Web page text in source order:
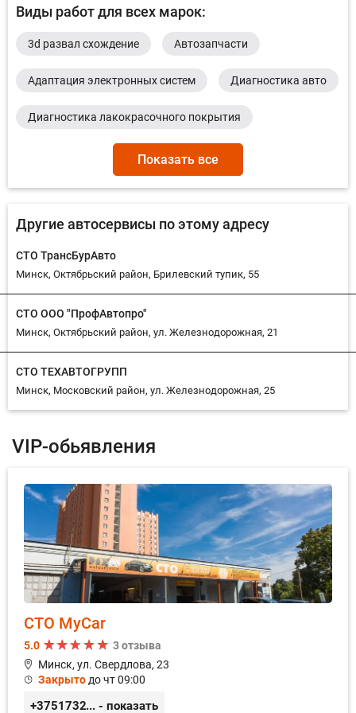
Infiniti Jeep Lexus
Pontiac Dacia Suzuki BUICK
Plymouth RAM Ravon
Renault Samsung Motors Vauxhall
Виды работ для всех марок:
3d развал схождение Автозапчасти
Адаптация электронных систем Диагностика авто
Диагностика лакокрасочного покрытия
Диагностика подвески
Диагностика топливной системы
Диагностика ходовой
Диагностика электрооборудования автомобиля
Долив масла КПП Замена автоламп
Замена аккумуляторной батареи
Замена барабанных колодок
Замена бензиновой форсунки
Замена вакуумного усилителя тормозов
Замена ведомого диска сцепления
Замена верхней опоры амортизатора
Замена вилки сцепления Замена водяной помпы
Замена воздушного фильтра
Замена воздушного фильтра двигателя
Замена воздушного фильтра салона
Показать все
Другие автосервисы по этому адресу
СТО ТрансБурАвто
Минск, Октябрьский район, Брилевский тупик, 55
СТО ООО "ПрофАвтопро"
Минск, Октябрьский район, ул. Железнодорожная, 21
СТО ТЕХАВТОГРУПП
Минск, Московский район, ул. Железнодорожная, 25
VIP-обьявления
СТО MyCar
5.0
3 отзыва
Минск, ул. Свердлова, 23
Закрыто до чт 09:00
+375173212443... - показать